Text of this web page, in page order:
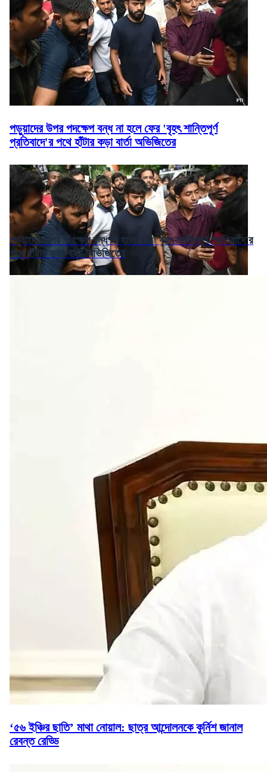
পড়ুয়াদের উপর পদক্ষেপ বন্ধ না হলে ফের 'বৃহৎ শান্তিপূর্ণ
প্রতিবাদে'র পথে হাঁটার কড়া বার্তা অভিজিতের
পড়ুয়াদের উপর পদক্ষেপ বন্ধ না হলে ফের 'বৃহৎ শান্তিপূর্ণ প্রতিবাদে'র
পথে হাঁটার কড়া বার্তা অভিজিতের
‘৫৬ ইঞ্চির ছাতি’ মাথা নোয়াল: ছাত্র আন্দোলনকে কুর্নিশ জানাল
রেবন্ত রেড্ডি